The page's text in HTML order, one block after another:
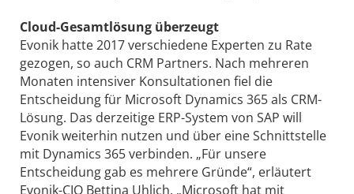
Cloud-Gesamtlösung überzeugt
Evonik hatte 2017 verschiedene Experten zu Rate
gezogen, so auch CRM Partners. Nach mehreren
Monaten intensiver Konsultationen fiel die
Entscheidung für Microsoft Dynamics 365 als CRM-
Lösung. Das derzeitige ERP-System von SAP will
Evonik weiterhin nutzen und über eine Schnittstelle
mit Dynamics 365 verbinden. „Für unsere
Entscheidung gab es mehrere Gründe“, erläutert
Evonik-­CIO Bettina Uhlich. „Microsoft hat mit